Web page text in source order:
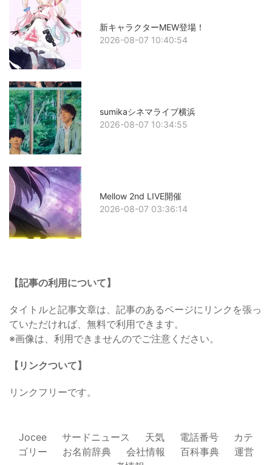
新キャラクターMEW登場！
2026-08-07 10:40:54
sumikaシネマライブ横浜
2026-08-07 10:34:55
Mellow 2nd LIVE開催
2026-08-07 03:36:14
【記事の利用について】
タイトルと記事文章は、記事のあるページにリンクを張っ
ていただければ、無料で利用できます。
※画像は、利用できませんのでご注意ください。
【リンクついて】
リンクフリーです。
Jocee サードニュース 天気 電話番号
カテ
ゴリー
お名前辞典 会社情報 百科事典
運営